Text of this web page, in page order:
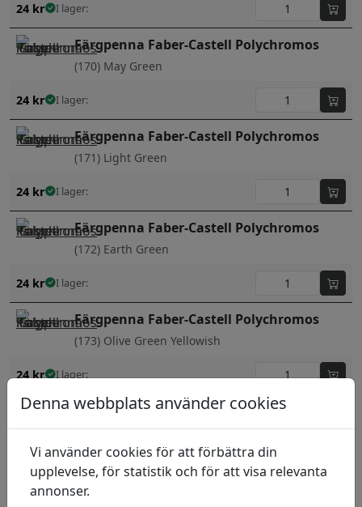
24 kr I lager:
Färgpenna Faber-Castell Polychromos
(170) May Green
24 kr I lager:
Färgpenna Faber-Castell Polychromos
(171) Light Green
24 kr I lager:
Färgpenna Faber-Castell Polychromos
(172) Earth Green
24 kr I lager:
Färgpenna Faber-Castell Polychromos
(173) Olive Green Yellowish
24kr I lager:
Färgpenna Faber-Castell Polychromos
(174) Chromium Green Opaque
24 kr I lager:
Denna webbplats använder cookies
Vi använder cookies för att förbättra din
upplevelse, för statistik och för att visa relevanta
annonser.